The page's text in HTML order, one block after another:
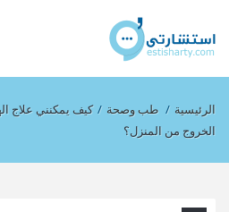
الرئيسية / طب وصحة / كيف يمكنني علاج
الخروج من المنزل؟